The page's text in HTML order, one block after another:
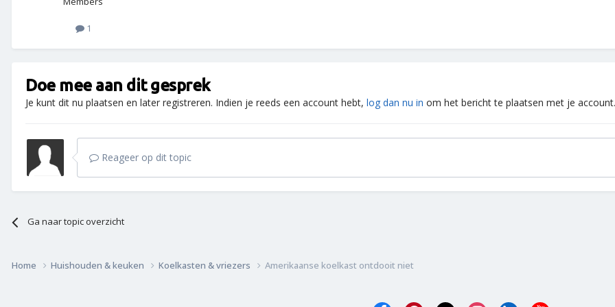
1
Doe mee aan dit gesprek
Je kunt dit nu plaatsen en later registreren. Indien je reeds een account hebt, log dan nu in om het bericht te plaatsen met je account.
Reageer op dit topic
Ga naar topic overzicht
Home Huishouden & keuken Koelkasten & vriezers Amerikaanse koelkast ontdooit niet